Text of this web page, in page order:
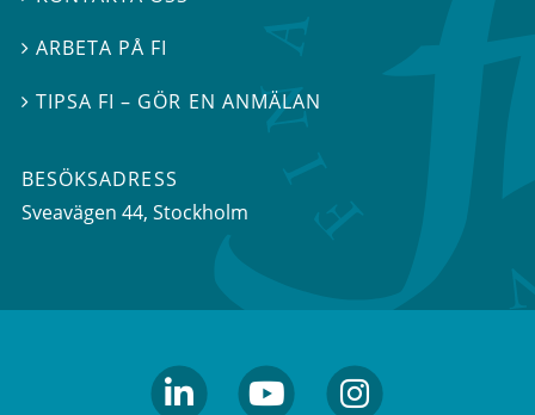
ARBETA PÅ FI
TIPSA FI – GÖR EN ANMÄLAN
BESÖKSADRESS
Sveavägen 44, Stockholm